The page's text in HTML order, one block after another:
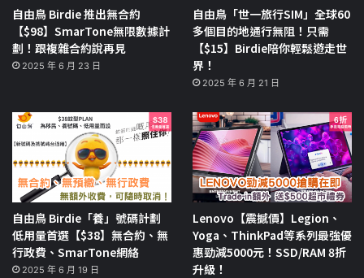
自由鳥 Birdie 推出無合約
【$98】SmarTone無限數據計
劃！跟複雜合約說再見
2025 年 6 月 23 日
自由鳥「世一旅行SIM」全球60
多個目的地通行無阻！只需
【$15】Birdie陪你輕鬆遊走世
界！
2025 年 6 月 21 日
自由鳥 Birdie「養」號碼計劃
低用量首選【$38】無合約、無
行政費、SmarTone網絡
2025 年 6 月 19 日
Lenovo【震撼價】Legion、
Yoga、ThinkPad等系列最強優
惠勁減5000元！SSD/RAM 8折
升級！